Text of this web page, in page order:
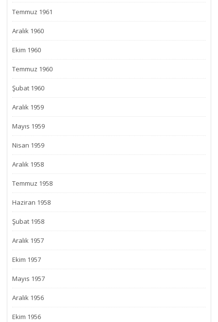
Temmuz 1961
Aralık 1960
Ekim 1960
Temmuz 1960
Şubat 1960
Aralık 1959
Mayıs 1959
Nisan 1959
Aralık 1958
Temmuz 1958
Haziran 1958
Şubat 1958
Aralık 1957
Ekim 1957
Mayıs 1957
Aralık 1956
Ekim 1956